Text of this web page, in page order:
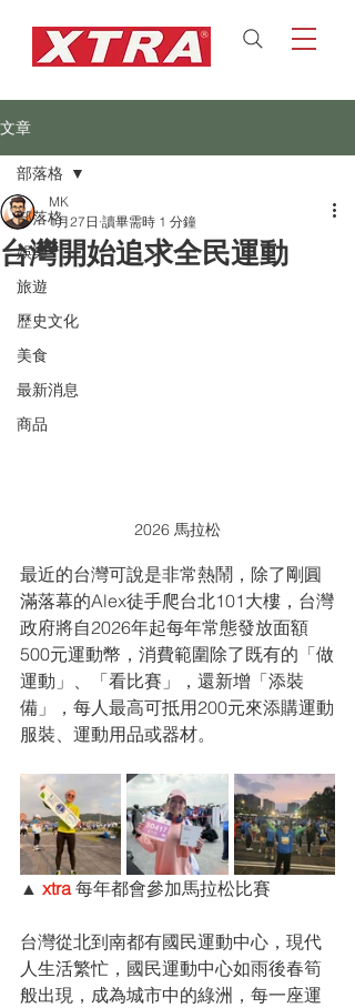
文章
部落格
娛樂
旅遊
歷史文化
美食
最新消息
商品
部落格
台灣開始追求全民運動
MK
1月27日 讀畢需時 1 分鐘
2026 馬拉松
最近的台灣可說是非常熱鬧，除了剛圓
滿落幕的Alex徒手爬台北101大樓，台灣
政府將自2026年起每年常態發放面額
500元運動幣，消費範圍除了既有的「做
運動」、「看比賽」，還新增「添裝
備」，每人最高可抵用200元來添購運動
服裝、運動用品或器材。
▲ xtra 每年都會參加馬拉松比賽
台灣從北到南都有國民運動中心，現代
人生活繁忙，國民運動中心如雨後春筍
般出現，成為城市中的綠洲，每一座運